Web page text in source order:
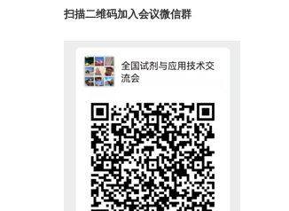
扫描二维码加入会议微信群